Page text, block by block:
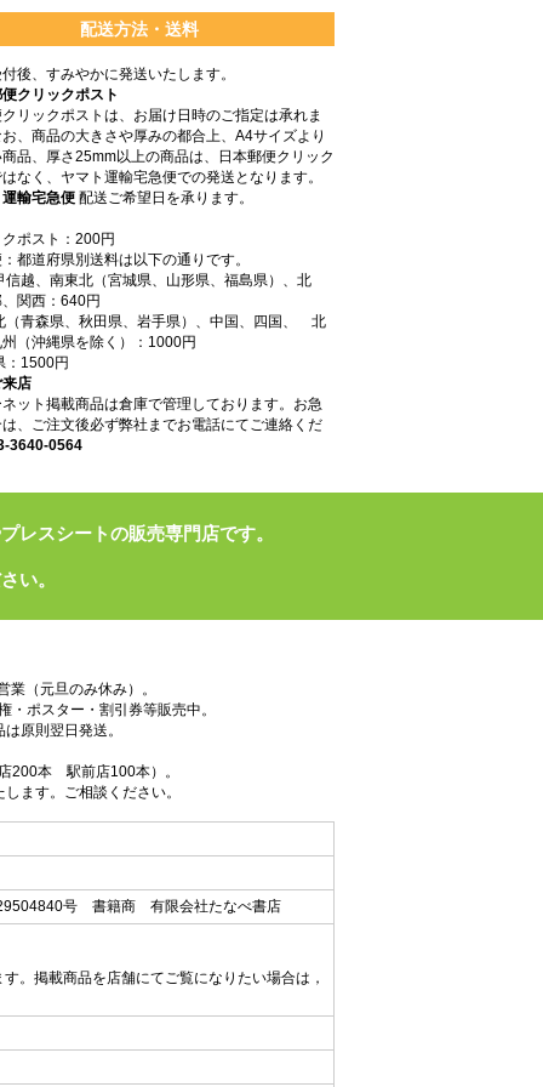
配送方法・送料
後、すみやかに発送いたします。
クリックポスト
リックポストは、お届け日時のご指定は承れま
、商品の大きさや厚みの都合上、A4サイズより
品、厚さ25mm以上の商品は、日本郵便クリック
なく、ヤマト運輸宅急便での発送となります。
輸宅急便 配送ご希望日を承ります。
ポスト：200円
都道府県別送料は以下の通りです。
信越、南東北（宮城県、山形県、福島県）、北
関西：640円
（青森県、秋田県、岩手県）、中国、四国、 北
（沖縄県を除く）：1000円
：1500円
店
ット掲載商品は倉庫で管理しております。お急
、ご注文後必ず弊社までお電話にてご連絡くだ
3640-0564
レスシートの販売専門店です。
い。
（元旦のみ休み）。
ポスター・割引券等販売中。
原則翌日発送。
200本 駅前店100本）。
ます。ご相談ください。
号 書籍商 有限会社たなべ書店
。掲載商品を店舗にてご覧になりたい場合は，